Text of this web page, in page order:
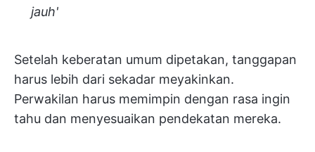
jauh'
Setelah keberatan umum dipetakan, tanggapan
harus lebih dari sekadar meyakinkan.
Perwakilan harus memimpin dengan rasa ingin
tahu dan menyesuaikan pendekatan mereka.